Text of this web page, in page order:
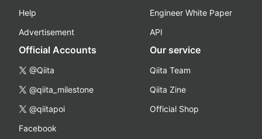
Help
Advertisement
Engineer White Paper
API
Official Accounts
@Qiita
@qiita_milestone
@qiitapoi
Facebook
Our service
Qiita Team
Qiita Zine
Official Shop